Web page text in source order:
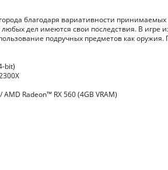
благодаря вариативности
любых дел имеются свои последствия. В
подручных предметов как
bit)
Radeon™ RX 560 (4GB VRAM)